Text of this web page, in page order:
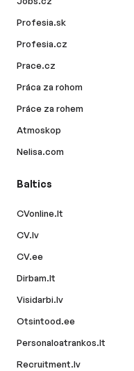
Profesia.sk
Profesia.cz
Prace.cz
Práca za rohom
Práce za rohem
Atmoskop
Nelisa.com
Baltics
CVonline.lt
CV.lv
CV.ee
Dirbam.lt
Visidarbi.lv
Otsintood.ee
Personaloatrankos.lt
Recruitment.lv